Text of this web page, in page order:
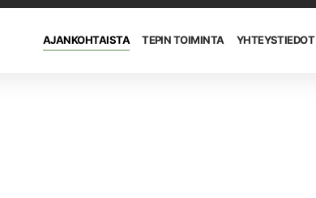
AJANKOHTAISTA TEPIN TOIMINTA YHTEYSTIEDOT